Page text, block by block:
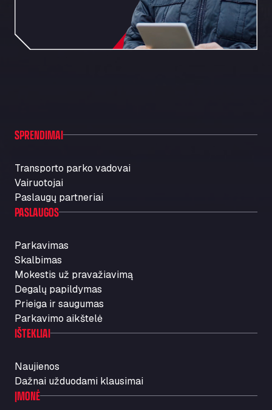
SPRENDIMAI
Transporto parko vadovai
Vairuotojai
Paslaugų partneriai
PASLAUGOS
Parkavimas
Skalbimas
Mokestis už pravažiavimą
Degalų papildymas
Prieiga ir saugumas
Parkavimo aikštelė
IŠTEKLIAI
Naujienos
Dažnai užduodami klausimai
ĮMONĖ